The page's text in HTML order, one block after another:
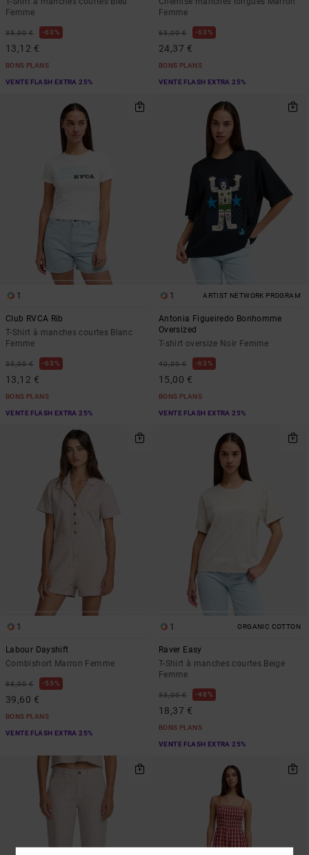
Femme
35,00 € 63%
13,12 €
BONS PLANS
VENTE FLASH EXTRA 25%
Femme
65,00 € 63%
24,37 €
BONS PLANS
VENTE FLASH EXTRA 25%
1
Club RVCA Rib
T-Shirt à manches courtes Blanc
Femme
35,00 € 63%
13,12 €
BONS PLANS
VENTE FLASH EXTRA 25%
1 ARTIST NETWORK PROGRAM
Antonia Figueiredo Bonhomme
Oversized
T-shirt oversize Noir Femme
40,00 € 63%
15,00 €
BONS PLANS
VENTE FLASH EXTRA 25%
1
Labour Dayshift
Combishort Marron Femme
88,00 € 55%
39,60 €
BONS PLANS
VENTE FLASH EXTRA 25%
1 ORGANIC COTTON
Raver Easy
T-Shirt à manches courtes Beige
Femme
35,00 € 48%
18,37 €
BONS PLANS
VENTE FLASH EXTRA 25%